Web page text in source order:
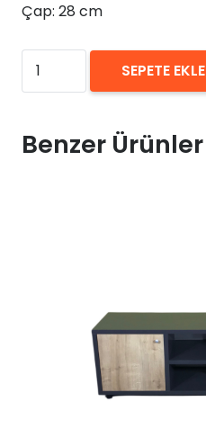
Çap: 28 cm
₺0,00
Hasır
Avize
28
SEPETE EKLE
Benzer Ürünler